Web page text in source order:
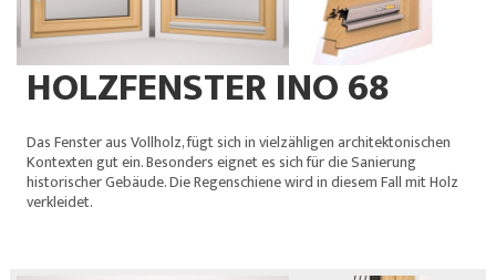
HOLZFENSTER INO 68
Das Fenster aus Vollholz, fügt sich in vielzähligen architektonischen
Kontexten gut ein. Besonders eignet es sich für die Sanierung
historischer Gebäude. Die Regenschiene wird in diesem Fall mit Holz
verkleidet.